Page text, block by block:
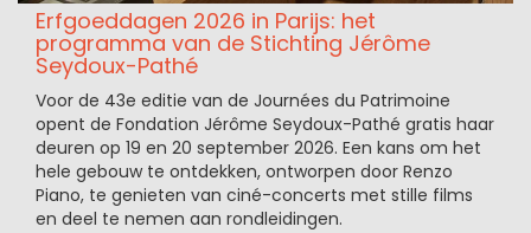
Erfgoeddagen 2026 in Parijs: het
programma van de Stichting Jérôme
Seydoux-Pathé
Voor de 43e editie van de Journées du Patrimoine
opent de Fondation Jérôme Seydoux-Pathé gratis haar
deuren op 19 en 20 september 2026. Een kans om het
hele gebouw te ontdekken, ontworpen door Renzo
Piano, te genieten van ciné-concerts met stille films
en deel te nemen aan rondleidingen.